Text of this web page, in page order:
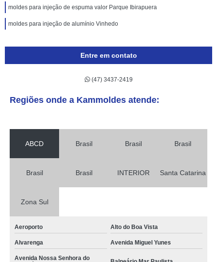
moldes para injeção de espuma valor Parque Ibirapuera
moldes para injeção de alumínio Vinhedo
Entre em contato
(47) 3437-2419
Regiões onde a Kammoldes atende:
ABCD Brasil Brasil Brasil
Brasil Brasil INTERIOR Santa Catarina
Zona Sul
Aeroporto Alto do Boa Vista
Alvarenga Avenida Miguel Yunes
Avenida Nossa Senhora do